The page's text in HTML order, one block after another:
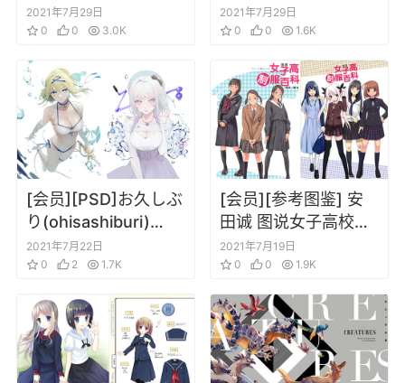
服饰参考插画素材
2021年7月29日
0
0 3.0K
插画原画集
2021年7月29日
0
0 1.6K
[会员][PSD]お久しぶ
り(ohisashiburi)
PSD文件
2021年7月22日
0
2 1.7K
[会员][参考图鉴] 安
田诚 图说女子高校制
服 制服设计插画设定
原画集
2021年7月19日
0
0 1.9K